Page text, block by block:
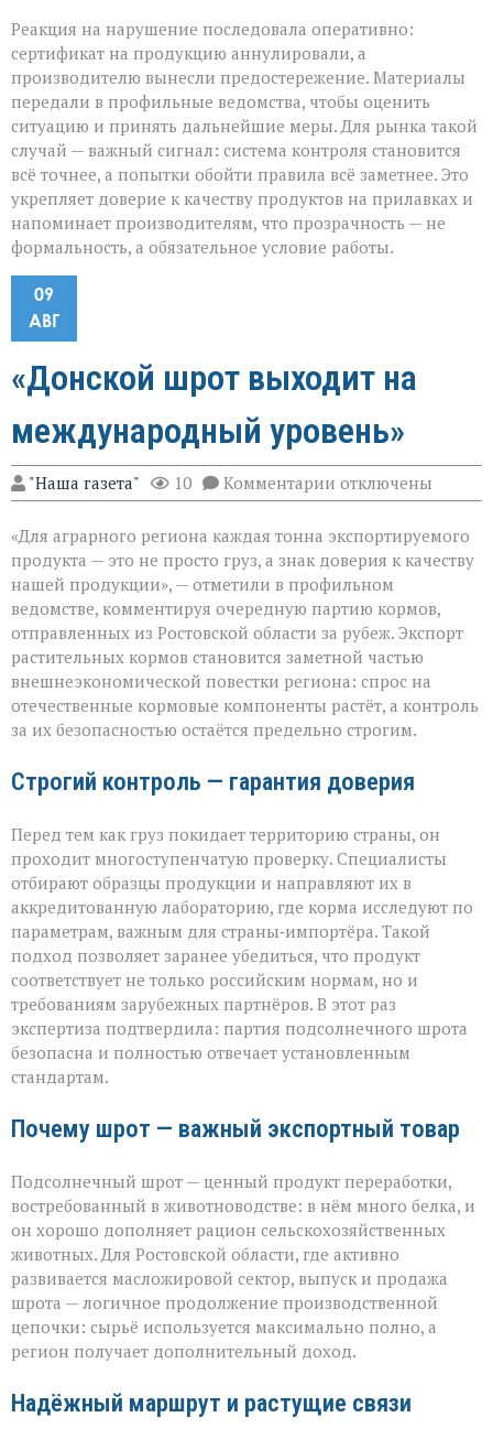
Реакция на нарушение последовала оперативно:
сертификат на продукцию аннулировали, а
производителю вынесли предостережение. Материалы
передали в профильные ведомства, чтобы оценить
ситуацию и принять дальнейшие меры. Для рынка такой
случай — важный сигнал: система контроля становится
всё точнее, а попытки обойти правила всё заметнее. Это
укрепляет доверие к качеству продуктов на прилавках и
напоминает производителям, что прозрачность — не
формальность, а обязательное условие работы.
09
АВГ
«Донской шрот выходит на
международный уровень»
"Наша газета" 10 Комментарии к
записи
шрот
выходит
международный
уровень»
отключены
«Для аграрного региона каждая тонна экспортируемого
продукта — это не просто груз, а знак доверия к качеству
нашей продукции», — отметили в профильном
ведомстве, комментируя очередную партию кормов,
отправленных из Ростовской области за рубеж. Экспорт
растительных кормов становится заметной частью
внешнеэкономической повестки региона: спрос на
отечественные кормовые компоненты растёт, а контроль
за их безопасностью остаётся предельно строгим.
Строгий контроль — гарантия доверия
Перед тем как груз покидает территорию страны, он
проходит многоступенчатую проверку. Специалисты
отбирают образцы продукции и направляют их в
аккредитованную лабораторию, где корма исследуют по
параметрам, важным для страны‑импортёра. Такой
подход позволяет заранее убедиться, что продукт
соответствует не только российским нормам, но и
требованиям зарубежных партнёров. В этот раз
экспертиза подтвердила: партия подсолнечного шрота
безопасна и полностью отвечает установленным
стандартам.
Почему шрот — важный экспортный товар
Подсолнечный шрот — ценный продукт переработки,
востребованный в животноводстве: в нём много белка, и
он хорошо дополняет рацион сельскохозяйственных
животных. Для Ростовской области, где активно
развивается масложировой сектор, выпуск и продажа
шрота — логичное продолжение производственной
цепочки: сырьё используется максимально полно, а
регион получает дополнительный доход.
Надёжный маршрут и растущие связи